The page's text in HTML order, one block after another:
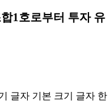
1호로부터 투자 유
글자 기본 크기 글자 한